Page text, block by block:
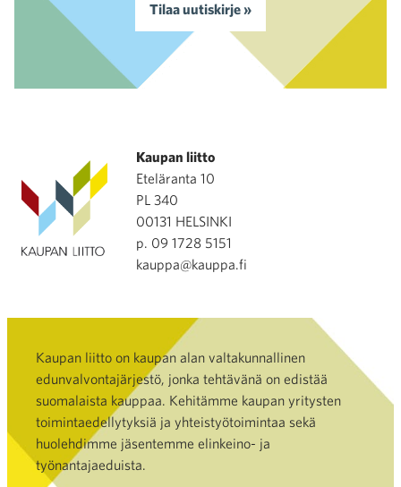
Tilaa uutiskirje »
Kaupan liitto
Eteläranta 10
PL 340
00131 HELSINKI
p. 09 1728 5151
kauppa@kauppa.fi
Kaupan liitto on kaupan alan valtakunnallinen
edunvalvontajärjestö, jonka tehtävänä on edistää
suomalaista kauppaa. Kehitämme kaupan yritysten
toimintaedellytyksiä ja yhteistyötoimintaa sekä
huolehdimme jäsentemme elinkeino- ja
työnantajaeduista.